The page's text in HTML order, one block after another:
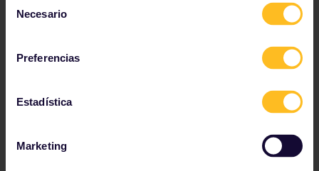
Necesario
Preferencias
Estadística
Marketing
través de una de las mejores cosas: ¡la comida local!